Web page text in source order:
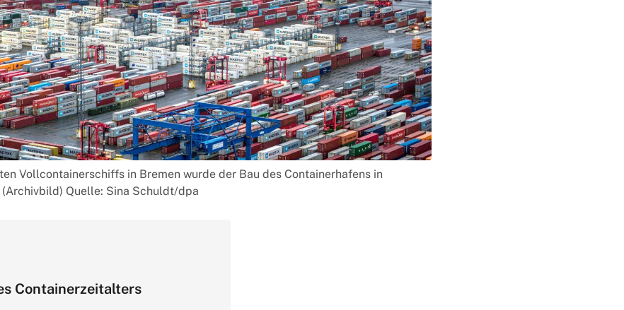
Vollcontainerschiffs in Bremen wurde der Bau des Containerhafens in
Quelle: Sina Schuldt/dpa
Containerzeitalters